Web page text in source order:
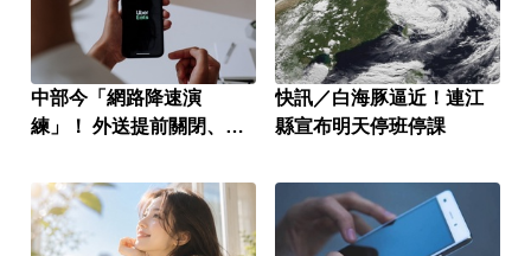
中部今「網路降速演
練」！ 外送提前關閉、超
快訊／白海豚逼近！連江
縣宣布明天停班停課